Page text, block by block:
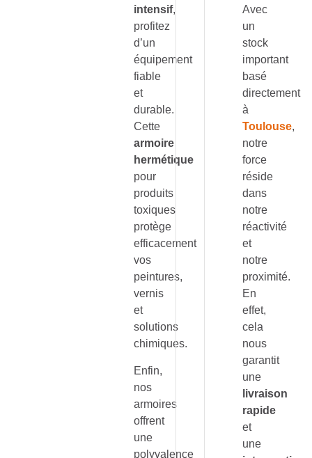
intensif,
profitez
d’un
équipement
fiable
et
durable.
Cette
armoire
hermétique
pour
produits
toxiques
protège
efficacement
vos
peintures,
vernis
et
solutions
chimiques.
Enfin,
nos
armoires
offrent
une
polyvalence
Avec
un
stock
important
basé
directement
à
Toulouse,
notre
force
réside
dans
notre
réactivité
et
notre
proximité.
En
effet,
cela
nous
garantit
une
livraison
rapide
et
une